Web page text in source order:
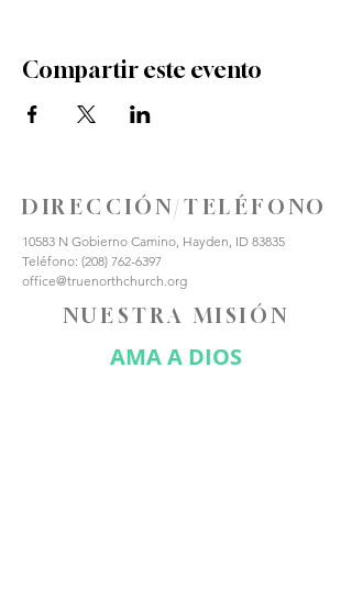
Compartir este evento
DIRECCIÓN/TELÉFONO
10583 N Gobierno Camino, Hayden, ID 83835
Teléfono: (208) 762-6397
office@truenorthchurch.org
NUESTRA MISIÓN
AMA A DIOS